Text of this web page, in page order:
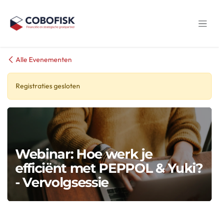
Alle Evenementen
Registraties gesloten
Webinar: Hoe werk je
efficiënt met PEPPOL & Yuki?
- Vervolgsessie